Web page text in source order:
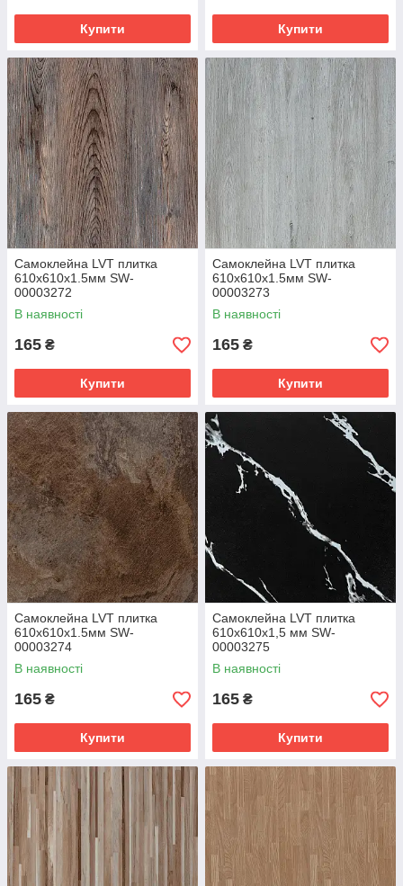
Купити Купити
Самоклейна LVT плитка
610х610х1.5мм SW-
00003272
В наявності
165 ₴
Купити
Самоклейна LVT плитка
610х610х1.5мм SW-
00003273
В наявності
165 ₴
Купити
Самоклейна LVT плитка
610х610х1.5мм SW-
00003274
В наявності
165 ₴
Купити
Самоклейна LVT плитка
610х610х1,5 мм SW-
00003275
В наявності
165 ₴
Купити